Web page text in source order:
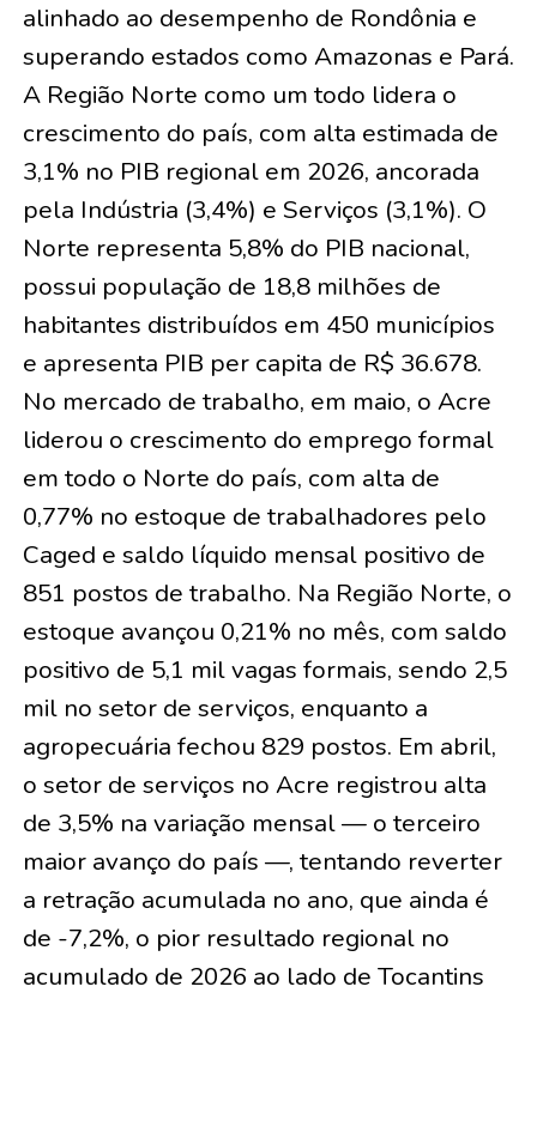
alinhado ao desempenho de Rondônia e
superando estados como Amazonas e Pará.
A Região Norte como um todo lidera o
crescimento do país, com alta estimada de
3,1% no PIB regional em 2026, ancorada
pela Indústria (3,4%) e Serviços (3,1%). O
Norte representa 5,8% do PIB nacional,
possui população de 18,8 milhões de
habitantes distribuídos em 450 municípios
e apresenta PIB per capita de R$ 36.678.
No mercado de trabalho, em maio, o Acre
liderou o crescimento do emprego formal
em todo o Norte do país, com alta de
0,77% no estoque de trabalhadores pelo
Caged e saldo líquido mensal positivo de
851 postos de trabalho. Na Região Norte, o
estoque avançou 0,21% no mês, com saldo
positivo de 5,1 mil vagas formais, sendo 2,5
mil no setor de serviços, enquanto a
agropecuária fechou 829 postos. Em abril,
o setor de serviços no Acre registrou alta
de 3,5% na variação mensal — o terceiro
maior avanço do país —, tentando reverter
a retração acumulada no ano, que ainda é
de -7,2%, o pior resultado regional no
acumulado de 2026 ao lado de Tocantins